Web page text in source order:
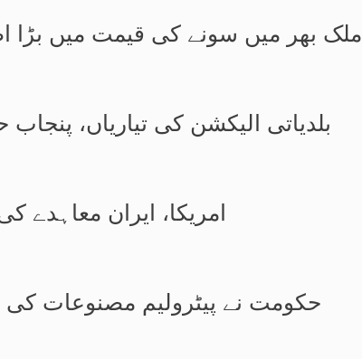
ملک بھر میں سونے کی قیمت میں بڑا اضافہ، فی تولہ 11
بلدیاتی الیکشن کی تیاریاں، پنجاب حکومت سے 12.5
امریکا، ایران معاہدے
حکومت نے پیٹرولیم مصنوعات کی